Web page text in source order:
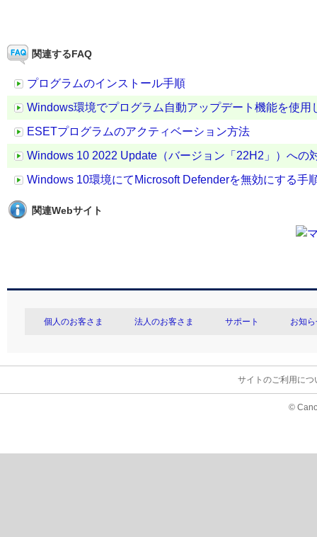
関連するFAQ
プログラムのインストール手順
Windows環境でプログラム自動アップデート機能を使
ESETプログラムのアクティベーション方法
Windows 10 2022 Update（バージョン「22H2」）への
Windows 10環境にてMicrosoft Defenderを無効にする手
関連Webサイト
個人のお客さま 法人のお客さま サポート お知
サイトのご利用につ
©